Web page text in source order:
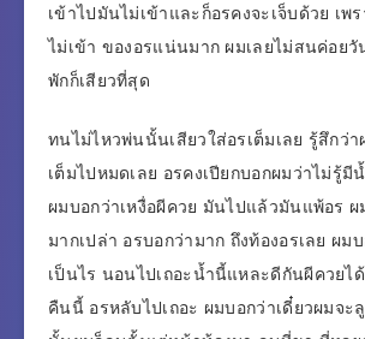
เข้าไปมันไม่เข้าและก็อรคงจะเจ็บด้วย เ
ไม่เข้า ของอรแน่นมาก ผมเลยไม่สนค่อย
พักก็เสียวที่สุด
ทนไม่ไหวพ่นนั้นเสียวใส่อรเต็มเลย รู้สึกว่
เต็มไปหมดเลย อรคงเปียกบอกผมว่าไม่รู้มี
ผมบอกว่าเหงื่อผีควย มันไปแล้วมันแพ้อร ผ
มากเปล่า อรบอกว่ามาก ถึงท้องอรเลย ผม
เป็นไร นอนไปเถอะน้ำนี้แหละดีกันผีควยไ
คืนนี้ อรหลับไปเถอะ ผมบอกว่าเดี๋ยวผมจ